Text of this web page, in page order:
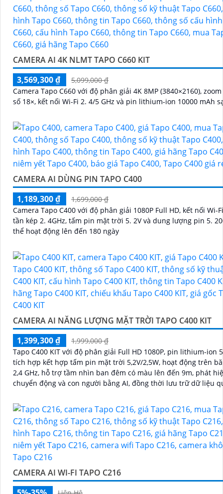
CAMERA AI 4K NLMT TAPO C660 KIT
3,569,300 ₫
5,099,000 ₫
Camera Tapo C660 với độ phân giải 4K 8MP (3840×2160),
số 18×, kết nối Wi-Fi 2. 4/5 GHz và pin lithium-ion 10000 mAh
CAMERA AI DÙNG PIN TAPO C400
1,189,300 ₫
1,699,000 ₫
Camera Tapo C400 với độ phân giải 1080P Full HD, kết nối Wi-
tần kép 2. 4GHz, tấm pin mặt trời 5. 2V và dung lượng pin 5.
thể hoạt động lên đến 180 ngày
CAMERA AI NĂNG LƯỢNG MẶT TRỜI TAPO C400 KIT
1,399,300 ₫
1,999,000 ₫
Tapo C400 KIT với độ phân giải Full HD 1080P, pin lithium-ion
tích hợp kết hợp tấm pin mặt trời 5,2V/2,5W, hoạt động trên
2,4 GHz, hỗ trợ tầm nhìn ban đêm có màu lên đến 9m, phát
chuyển động và con người bằng AI, đồng thời lưu trữ dữ liệu
CAMERA AI WI-FI TAPO C216